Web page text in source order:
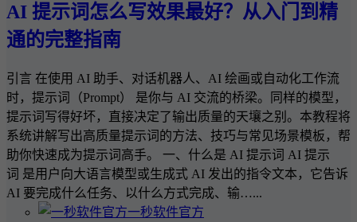
AI 提示词怎么写效果最好？从入门到精
通的完整指南
引言 在使用 AI 助手、对话机器人、AI 绘画或自动化工作流
时，提示词（Prompt） 是你与 AI 交流的桥梁。同样的模型，
提示词写得好坏，直接决定了输出质量的天壤之别。本教程将
系统讲解写出高质量提示词的方法、技巧与常见场景模板，帮
助你快速成为提示词高手。 一、什么是 AI 提示词 AI 提示
词 是用户向大语言模型或生成式 AI 发出的指令文本，它告诉
AI 要完成什么任务、以什么方式完成、输…...
一秒软件官方